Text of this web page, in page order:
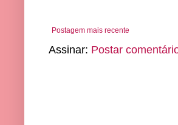
Postagem mais recente
Assinar: Postar